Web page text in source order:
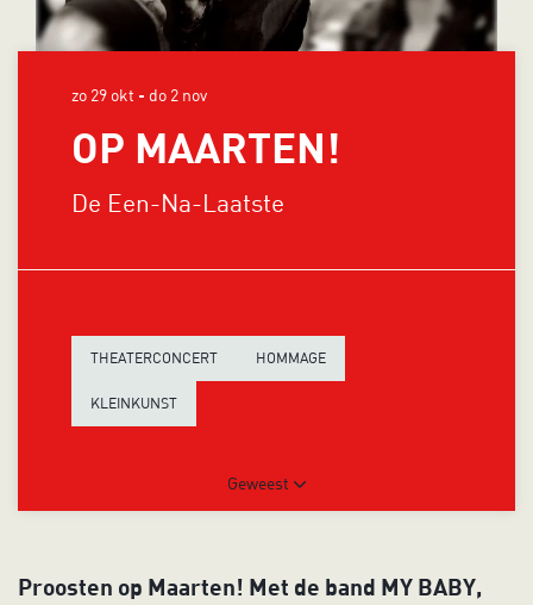
OP MAARTEN!
De Een-Na-Laatste
zo 29 okt - do 2 nov
THEATERCONCERT HOMMAGE
KLEINKUNST
Geweest
Proosten op Maarten! Met de band MY BABY,